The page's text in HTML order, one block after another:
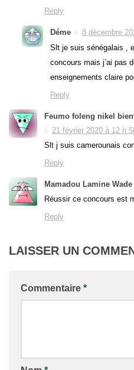
Reply
Déme
8 décembre
Slt je suis sénégalais ,
concours mais j’ai pas
enseignements claire
Reply
Feumo foleng nikel
21 février 2020 à 12 h
Slt j suis camerounais
Reply
Mamadou Lamine Wade
Réussir ce concours est
Reply
LAISSER UN
Commentaire *